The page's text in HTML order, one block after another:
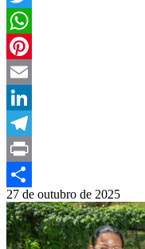
Twitter
WhatsApp
Pinterest
Email
LinkedIn
Telegram
Print
Compartilhar
27 de outubro de 2025